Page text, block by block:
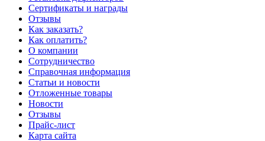
Сертификаты и награды
Отзывы
Как заказать?
Как оплатить?
О компании
Сотрудничество
Справочная информация
Статьи и новости
Отложенные товары
Новости
Отзывы
Прайс-лист
Карта сайта